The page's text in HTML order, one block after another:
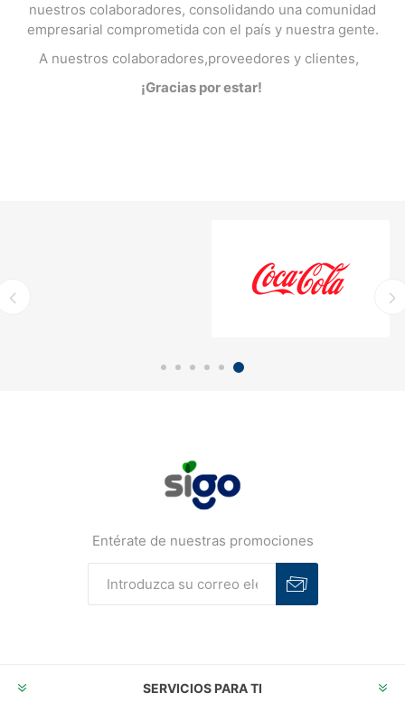
nuestros colaboradores, consolidando una comunidad
empresarial comprometida con el país y nuestra gente.
A nuestros colaboradores,proveedores y clientes,
¡Gracias por estar!
Entérate de nuestras promociones
SERVICIOS PARA TI